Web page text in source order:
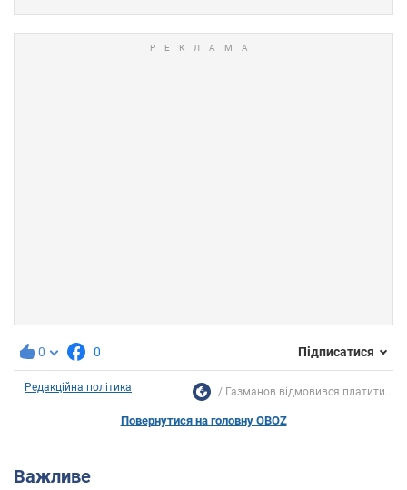
0 0 Підписатися
Редакційна політика Газманов відмовився платити...
Повернутися на головну OBOZ
Важливе